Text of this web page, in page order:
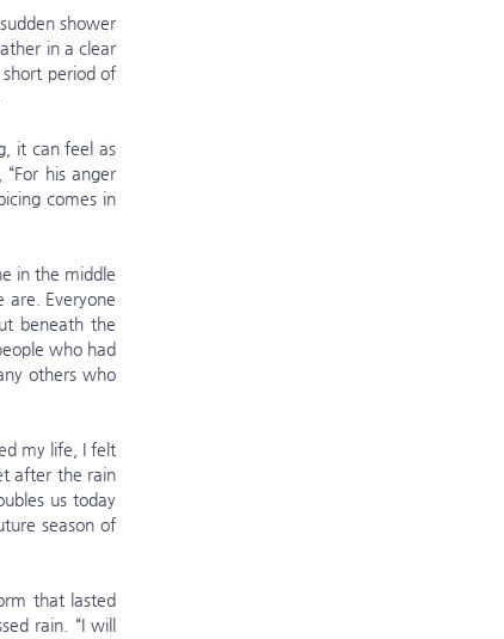
shower
in a clear
period of
his anger
comes in
are. Everyone
beneath the
who had
others who
after the rain
us today
season of
rain. “I will